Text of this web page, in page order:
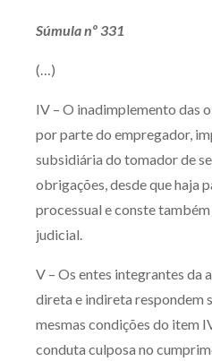
Súmula nº 331
(…)
IV – O inadimplemento das
por parte do empregador,
subsidiária do tomador de
obrigações, desde que haja
processual e conste
judicial.
V – Os entes integrantes da
direta e indireta respondem
mesmas condições do item
conduta culposa no